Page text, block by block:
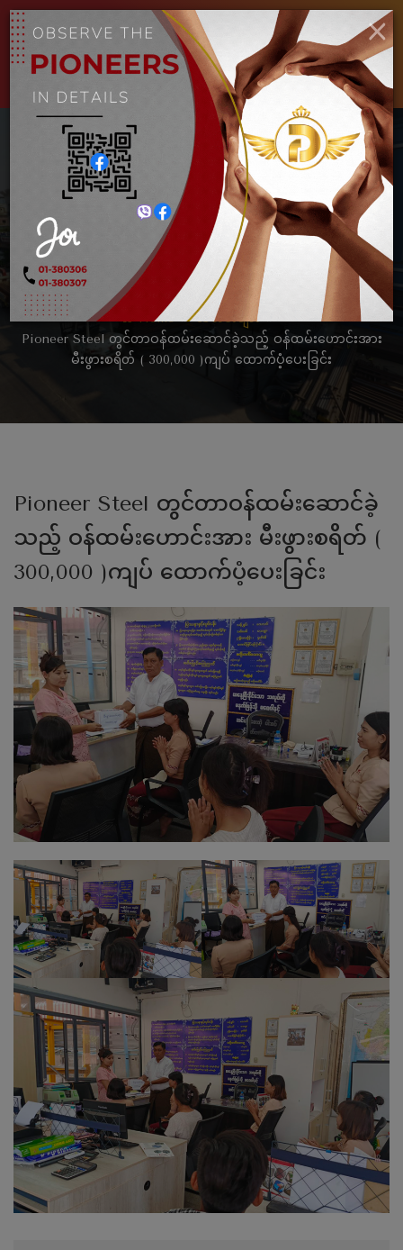
MYANMAR
Toggle
Pioneer Steel တွင်တာဝန်ထမ်း
ဆောင်ခဲ့သည့် ဝန်ထမ်းဟောင်း
အား မီးဖွားစရိတ် ( 300,000
)ကျပ် ထောက်ပံ့ပေးခြင်း
Home
သတင်းများ
Pioneer Steel တွင်တာဝန်ထမ်းဆောင်ခဲ့သည့် ဝန်ထမ်းဟောင်းအား
မီးဖွားစရိတ် ( 300,000 )ကျပ် ထောက်ပံ့ပေးခြင်း
Pioneer Steel တွင်တာဝန်ထမ်းဆောင်ခဲ့
သည့် ဝန်ထမ်းဟောင်းအား မီးဖွားစရိတ် (
300,000 )ကျပ် ထောက်ပံ့ပေးခြင်း
×